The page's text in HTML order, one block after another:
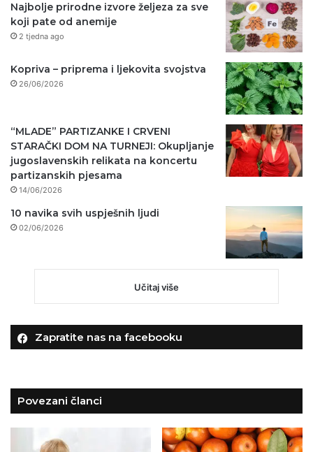
Najbolje prirodne izvore željeza za sve
koji pate od anemije
2 tjedna ago
Kopriva – priprema i ljekovita svojstva
26/06/2026
“MLADE” PARTIZANKE I CRVENI
STARAČKI DOM NA TURNEJI: Okupljanje
jugoslavenskih relikata na koncertu
partizanskih pjesama
14/06/2026
10 navika svih uspješnih ljudi
02/06/2026
Učitaj više
Zapratite nas na facebooku
Povezani članci